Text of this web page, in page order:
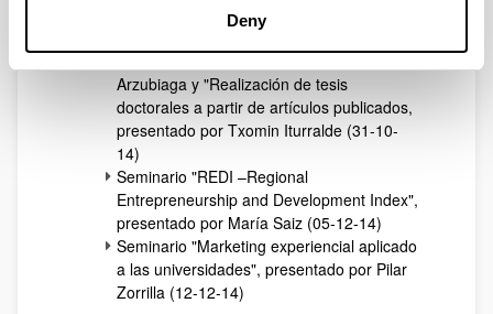
Deny
Arzubiaga y "Realización de tesis
doctorales a partir de artículos publicados,
presentado por Txomin Iturralde (31-10-
14)
Seminario "REDI –Regional
Entrepreneurship and Development Index",
presentado por María Saiz (05-12-14)
Seminario "Marketing experiencial aplicado
a las universidades", presentado por Pilar
Zorrilla (12-12-14)